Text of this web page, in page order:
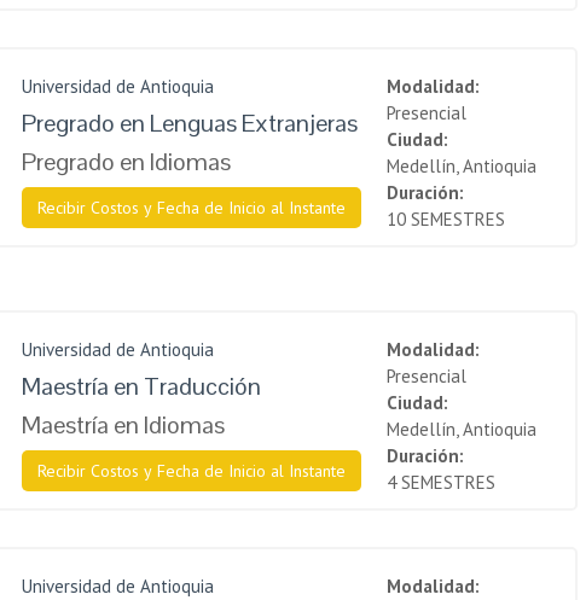
Universidad de Antioquia
Pregrado en Lenguas Extranjeras
Pregrado en Idiomas
Recibir Costos y Fecha de Inicio al Instante
Modalidad:
Presencial
Ciudad:
Medellín, Antioquia
Duración:
10 SEMESTRES
Universidad de Antioquia
Maestría en Traducción
Maestría en Idiomas
Recibir Costos y Fecha de Inicio al Instante
Modalidad:
Presencial
Ciudad:
Medellín, Antioquia
Duración:
4 SEMESTRES
Universidad de Antioquia
Modalidad: